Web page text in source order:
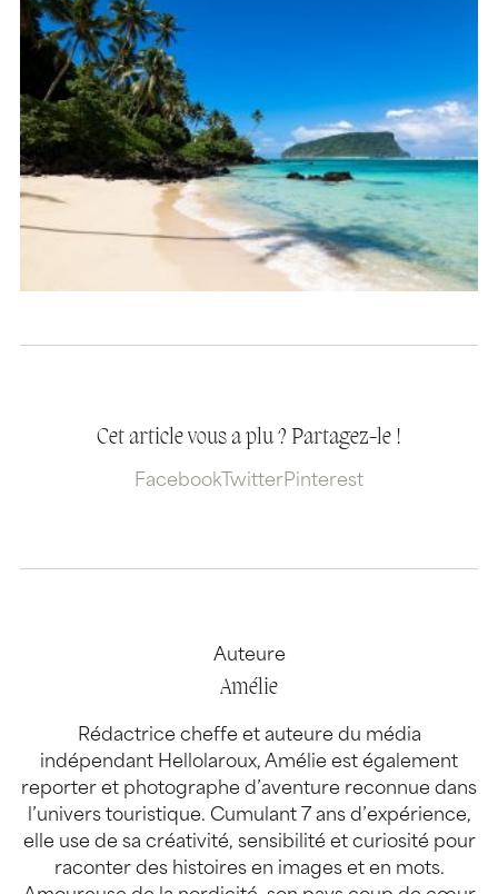
Cet article vous a plu ? Partagez-le !
Facebook TwitterPinterest
Auteure
Amélie
Rédactrice cheffe et auteure du média
indépendant Hellolaroux, Amélie est également
reporter et photographe d’aventure reconnue dans
l’univers touristique. Cumulant 7 ans d’expérience,
elle use de sa créativité, sensibilité et curiosité pour
raconter des histoires en images et en mots.